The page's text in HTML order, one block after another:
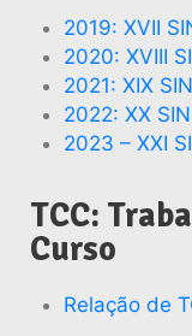
2019: XVII
2020: XVIII
2021: XIX
2022: XX
2023 – XXI
TCC:
Curso
Relação de